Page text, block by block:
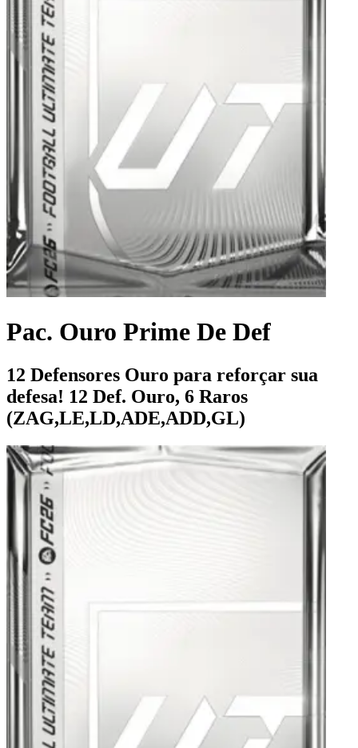
Pac. Ouro Prime De Def
12 Defensores Ouro para reforçar sua
defesa! 12 Def. Ouro, 6 Raros
(ZAG,LE,LD,ADE,ADD,GL)